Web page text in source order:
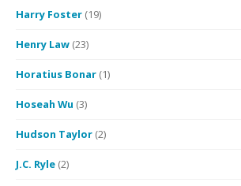
Harry Foster (19)
Henry Law (23)
Horatius Bonar (1)
Hoseah Wu (3)
Hudson Taylor (2)
J.C. Ryle (2)